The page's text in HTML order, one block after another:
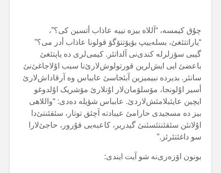
چۇق کیمسە، “آللاە بیزە نییە عاذاب أتسین کی؟”،
“یاراتتئغئ، بسلەییپ بۆیۆتتۆگۆ قولونا عاذاب أدر می؟”
گیبی سؤزلرلە کندی‌نی آلداتئر. کیمی‌لری دە یاپتئغئ
باعضئ ایی ایش‌لرین قورتولوش‌لارئ‌نا سبب اۇلاجاغئ‌نئ
سانئر. بدیردە نبیمیزین آبئجاسئ عابباس وە آرقاداش‌لارئ
أسیر اۇلونجا، مۆسلۆمان‌لار اۇنلارئ مۆشریک اۇلدوغو
ایچین عایئبلامئش‌لاردئ. عابباس شؤیلە دەدی: “واللاهی
بیز دە مسجیدی حارامئ عیبادتە آچئق توتار، سئقئنتئ‌دا
اۇلانئن سئقئنتئسئنئ گیدریر، کاعبەیی قۇرور، حاجئ‌لارا
سو داغئتئرئز.”
بونون اۆزەری‌نە شو آیت ایندی: